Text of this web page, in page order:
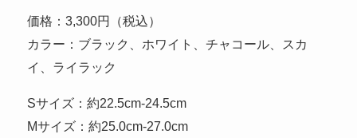
価格：3,300円（税込）
カラー：ブラック、ホワイト、チャコール、スカ
イ、ライラック
Sサイズ：約22.5cm-24.5cm
Mサイズ：約25.0cm-27.0cm